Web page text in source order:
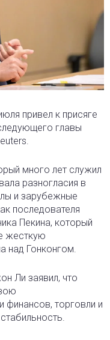
привел к присяге
главы
много лет служил
разногласия в
и зарубежные
последователя
Пекина, который
жесткую
над Гонконгом.
Ли заявил, что
финансов, торговли и